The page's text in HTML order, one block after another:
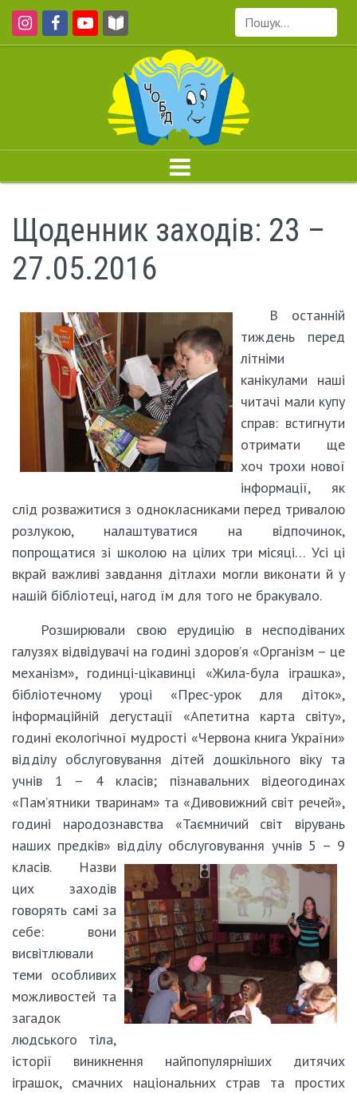
Пошук...
Щоденник заходів: 23 –
27.05.2016
В останній
тиждень перед
літніми
канікулами наші
читачі мали купу
справ: встигнути
отримати ще
хоч трохи нової
інформації, як
слід розважитися з однокласниками перед тривалою
розлукою, налаштуватися на відпочинок,
попрощатися зі школою на цілих три місяці… Усі ці
вкрай важливі завдання дітлахи могли виконати й у
нашій бібліотеці, нагод їм для того не бракувало.
Розширювали свою ерудицію в несподіваних
галузях відвідувачі на годині здоров’я «Організм – це
механізм», годинці-цікавинці «Жила-була іграшка»,
бібліотечному уроці «Прес-урок для діток»,
інформаційній дегустації «Апетитна карта світу»,
годині екологічної мудрості «Червона книга України»
відділу обслуговування дітей дошкільного віку та
учнів 1 – 4 класів; пізнавальних відеогодинах
«Пам’ятники тваринам» та «Дивовижний світ речей»,
годині народознавства «Таємничий світ вірувань
наших предків» відділу обслуговування учнів 5 – 9
класів. Назви
цих заходів
говорять самі за
себе: вони
висвітлювали
теми особливих
можливостей та
загадок
людського тіла,
історії виникнення найпопулярніших дитячих
іграшок, смачних національних страв та простих